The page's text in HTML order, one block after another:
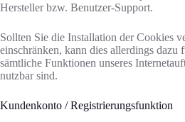
Hersteller bzw. Benutzer-Support.
Sollten Sie die Installation der Cookies
einschränken, kann dies allerdings dazu
sämtliche Funktionen unseres
nutzbar sind.
Kundenkonto / Registrierungsfunktion